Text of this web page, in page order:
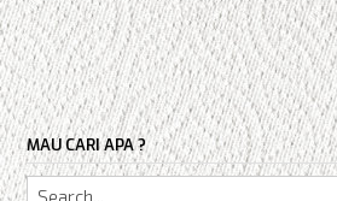
MAU CARI APA ?